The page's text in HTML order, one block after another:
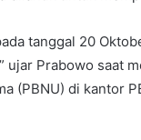
tanggal 20
Prabowo saat
(PBNU) di kantor